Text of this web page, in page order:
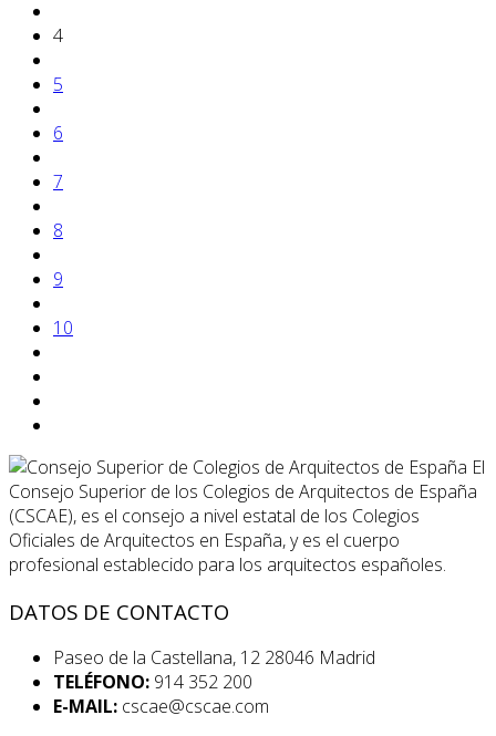
4
5
6
7
8
9
10
El
Consejo Superior de los Colegios de Arquitectos de España
(CSCAE), es el consejo a nivel estatal de los Colegios
Oficiales de Arquitectos en España, y es el cuerpo
profesional establecido para los arquitectos españoles.
DATOS DE CONTACTO
Paseo de la Castellana, 12 28046 Madrid
TELÉFONO: 914 352 200
E-MAIL: cscae@cscae.com